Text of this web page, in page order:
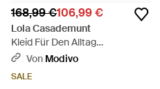
168,99 €106,99 €
Lola Casademunt
Kleid Für Den Alltag
Ms2616020 Regular Fit - Rot
Von Modivo
SALE